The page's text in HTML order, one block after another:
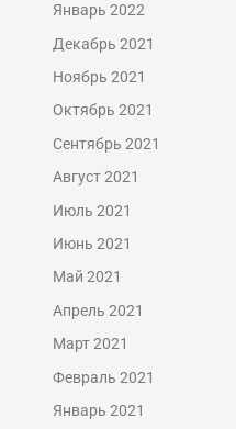
Январь 2022
Декабрь 2021
Ноябрь 2021
Октябрь 2021
Сентябрь 2021
Август 2021
Июль 2021
Июнь 2021
Май 2021
Апрель 2021
Март 2021
Февраль 2021
Январь 2021